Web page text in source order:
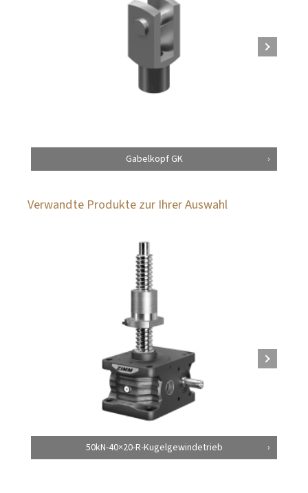
Gabelkopf GK
Verwandte Produkte zur Ihrer Auswahl
50kN-40×20-R-Kugelgewindetrieb